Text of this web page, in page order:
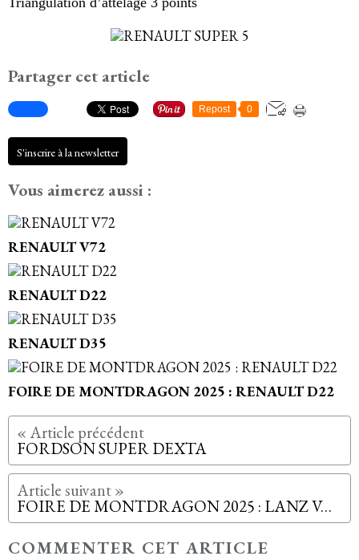
Partager cet article
Repost 0
S'inscrire à la newsletter
Vous aimerez aussi :
RENAULT V72
RENAULT D22
RENAULT D35
FOIRE DE MONTDRAGON 2025 : RENAULT D22
FORDSON SUPER DEXTA
FOIRE DE MONTDRAGON 2025 : LANZ VARIMOT
COMMENTER CET ARTICLE